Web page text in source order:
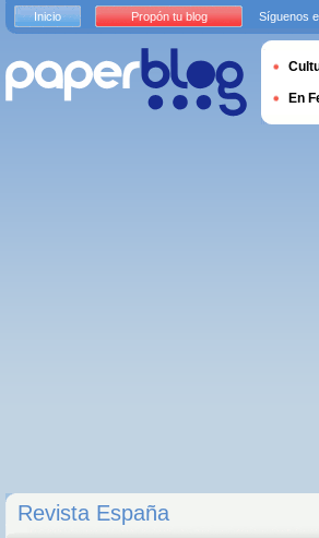
Revista España
Inicio Propón tu blog Síguenos
En